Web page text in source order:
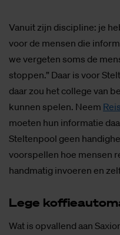
Vanuit zijn discipline: je
voor de mensen die
we vergeten soms de
stoppen.” Daar is voor
daar zou het college van
kunnen spelen. Neem
moeten hun informatie
Steltenpool geen
voorspellen hoe mensen
handmatig invoeren en
Lege
Wat is opvallend aan